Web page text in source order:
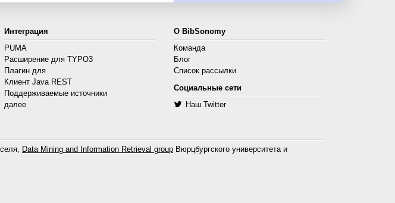
Интеграция
PUMA
Расширение для TYPO3
Плагин для
Клиент Java REST
Поддерживаемые источники
далее
О BibSonomy
Команда
Блог
Список рассылки
Социальные сети
Наш Twitter
Data Mining and Information Retrieval group Вюрцбургского университета и